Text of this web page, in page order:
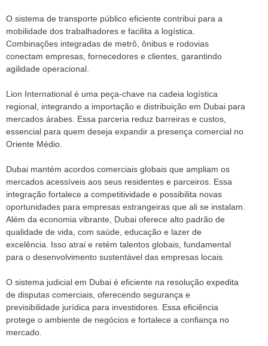
O sistema de transporte público eficiente contribui para a
mobilidade dos trabalhadores e facilita a logística.
Combinações integradas de metrô, ônibus e rodovias
conectam empresas, fornecedores e clientes, garantindo
agilidade operacional.
Lion International é uma peça-chave na cadeia logística
regional, integrando a importação e distribuição em Dubai para
mercados árabes. Essa parceria reduz barreiras e custos,
essencial para quem deseja expandir a presença comercial no
Oriente Médio.
Dubai mantém acordos comerciais globais que ampliam os
mercados acessíveis aos seus residentes e parceiros. Essa
integração fortalece a competitividade e possibilita novas
oportunidades para empresas estrangeiras que ali se instalam.
Além da economia vibrante, Dubai oferece alto padrão de
qualidade de vida, com saúde, educação e lazer de
excelência. Isso atrai e retém talentos globais, fundamental
para o desenvolvimento sustentável das empresas locais.
O sistema judicial em Dubai é eficiente na resolução expedita
de disputas comerciais, oferecendo segurança e
previsibilidade jurídica para investidores. Essa eficiência
protege o ambiente de negócios e fortalece a confiança no
mercado.